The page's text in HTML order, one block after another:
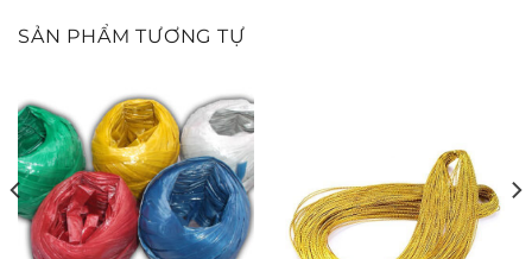
SẢN PHẨM TƯƠNG TỰ